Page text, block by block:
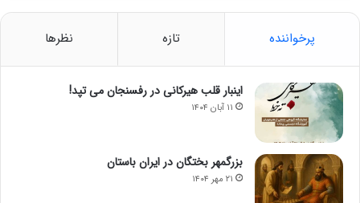
پرخواننده تازه نظرها
اینبار قلب هیرکانی در رفسنجان می تپد!
۱۱ آبان ۱۴۰۴
بزرگمهر بختگان در ایران باستان
۲۱ مهر ۱۴۰۴